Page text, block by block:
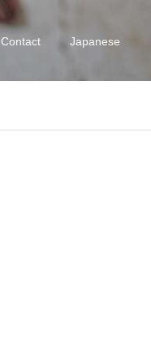
Contact Japanese